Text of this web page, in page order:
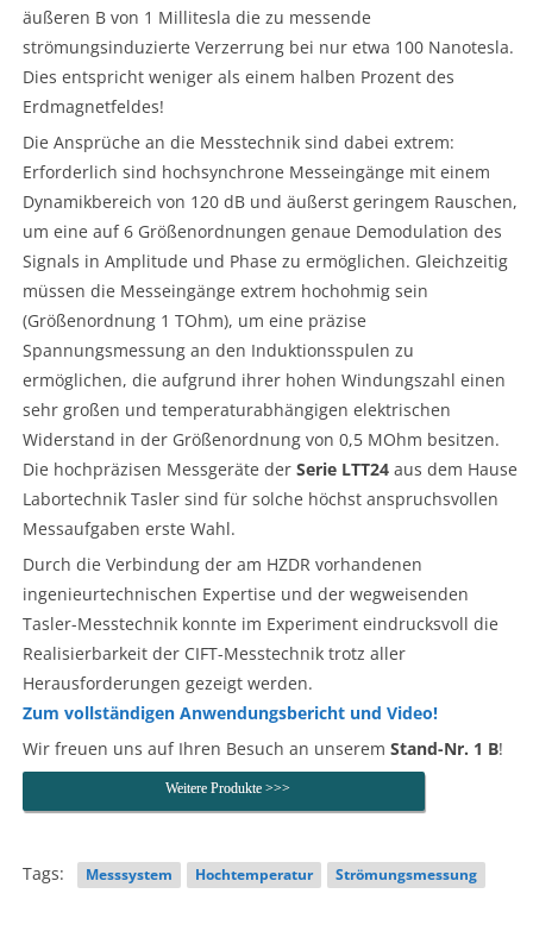
äußeren B von 1 Millitesla die zu messende
strömungsinduzierte Verzerrung bei nur etwa 100 Nanotesla.
Dies entspricht weniger als einem halben Prozent des
Erdmagnetfeldes!
Die Ansprüche an die Messtechnik sind dabei extrem:
Erforderlich sind hochsynchrone Messeingänge mit einem
Dynamikbereich von 120 dB und äußerst geringem Rauschen,
um eine auf 6 Größenordnungen genaue Demodulation des
Signals in Amplitude und Phase zu ermöglichen. Gleichzeitig
müssen die Messeingänge extrem hochohmig sein
(Größenordnung 1 TOhm), um eine präzise
Spannungsmessung an den Induktionsspulen zu
ermöglichen, die aufgrund ihrer hohen Windungszahl einen
sehr großen und temperaturabhängigen elektrischen
Widerstand in der Größenordnung von 0,5 MOhm besitzen.
Die hochpräzisen Messgeräte der Serie LTT24aus dem Hause
Labortechnik Tasler sind für solche höchst anspruchsvollen
Messaufgaben erste Wahl.
Durch die Verbindung der am HZDR vorhandenen
ingenieurtechnischen Expertise und der wegweisenden
Tasler-Messtechnik konnte im Experiment eindrucksvoll die
Realisierbarkeit der CIFT-Messtechnik trotz aller
Herausforderungen gezeigt werden.
Zum vollständigen Anwendungsbericht und Video!
Wir freuen uns auf Ihren Besuch an unserem Stand-Nr. 1 B!
Weitere Produkte >>>
Tags: Messsystem Hochtemperatur Strömungsmessung